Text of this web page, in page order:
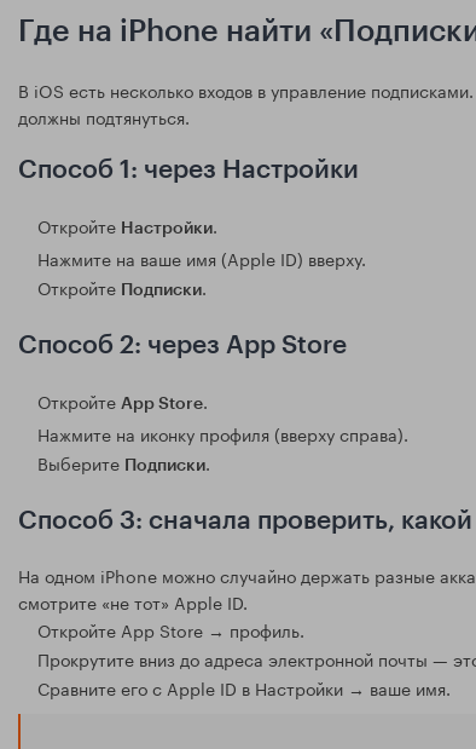
Где на iPhone найти
В iOS есть несколько входов в управление
должны подтянуться.
Способ 1: через Настройки
Откройте Настройки.
Нажмите на ваше имя (Apple ID) вверху.
Откройте
Подписки.
Способ 2: через App Store
Откройте App Store.
Нажмите на иконку профиля (вверху справа).
Выберите
Подписки.
Способ 3: сначала проверить,
На одном iPhone можно случайно держать разные
смотрите «не тот» Apple ID.
Откройте App Store → профиль.
Прокрутите вниз до адреса электронной почты —
Сравните его с Apple ID в Настройки → ваше имя.